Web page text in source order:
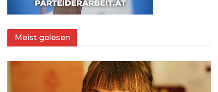
Meist gelesen